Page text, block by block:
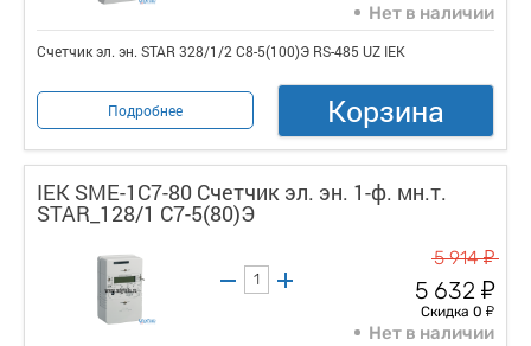
Нет в наличии
Счетчик эл. эн. STAR 328/1/2 С8-5(100)Э RS-485 UZ IEK
Подробнее Корзина
IEK SME-1C7-80 Счетчик эл. эн. 1-ф. мн.т.
STAR_128/1 С7-5(80)Э
5 914у
5 632 у
Скидка 0 у
Нет в наличии